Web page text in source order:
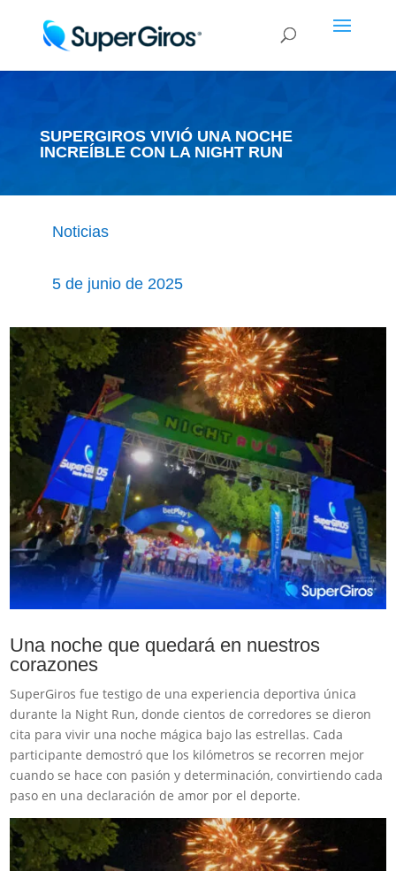
SUPERGIROS VIVIÓ UNA NOCHE
INCREÍBLE CON LA NIGHT RUN
Noticias
5 de junio de 2025
Una noche que quedará en nuestros
corazones
SuperGiros fue testigo de una experiencia deportiva única
durante la Night Run, donde cientos de corredores se dieron
cita para vivir una noche mágica bajo las estrellas. Cada
participante demostró que los kilómetros se recorren mejor
cuando se hace con pasión y determinación, convirtiendo cada
paso en una declaración de amor por el deporte.